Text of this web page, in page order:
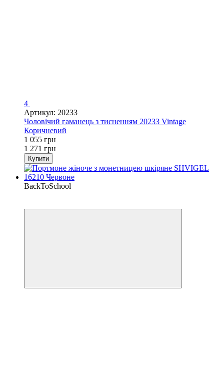
4
Артикул: 20233
Чоловічий гаманець з тисненням 20233 Vintage
Коричневий
1 055 грн
1 271 грн
Купити
BackToSchool